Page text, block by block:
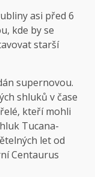
asi před 6
kde by se
starší
supernovou.
shluků v čase
kteří mohli
Tucana-
let od
Centaurus